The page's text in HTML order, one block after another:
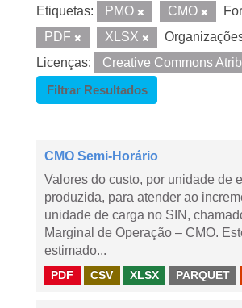
Etiquetas: PMO CMO
PDF
XLSX
Licenças:
Creative Commons
Filtrar Resultados
CMO Semi-Horário
Valores do custo, por unidade de
produzida, para atender ao
unidade de carga no SIN,
Marginal de Operação – CMO.
estimado...
PDF CSV XLSX PARQUET